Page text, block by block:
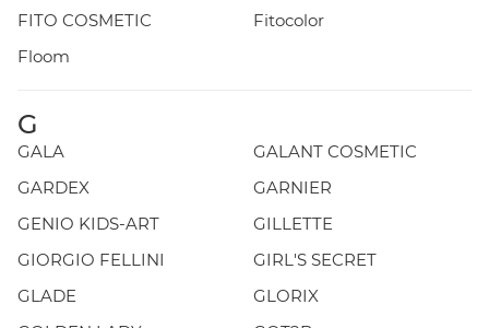
FITO COSMETIC
Fitocolor
Floom
G
GALA
GALANT COSMETIC
GARDEX
GARNIER
GENIO KIDS-ART
GILLETTE
GIORGIO FELLINI
GIRL'S SECRET
GLADE
GLORIX